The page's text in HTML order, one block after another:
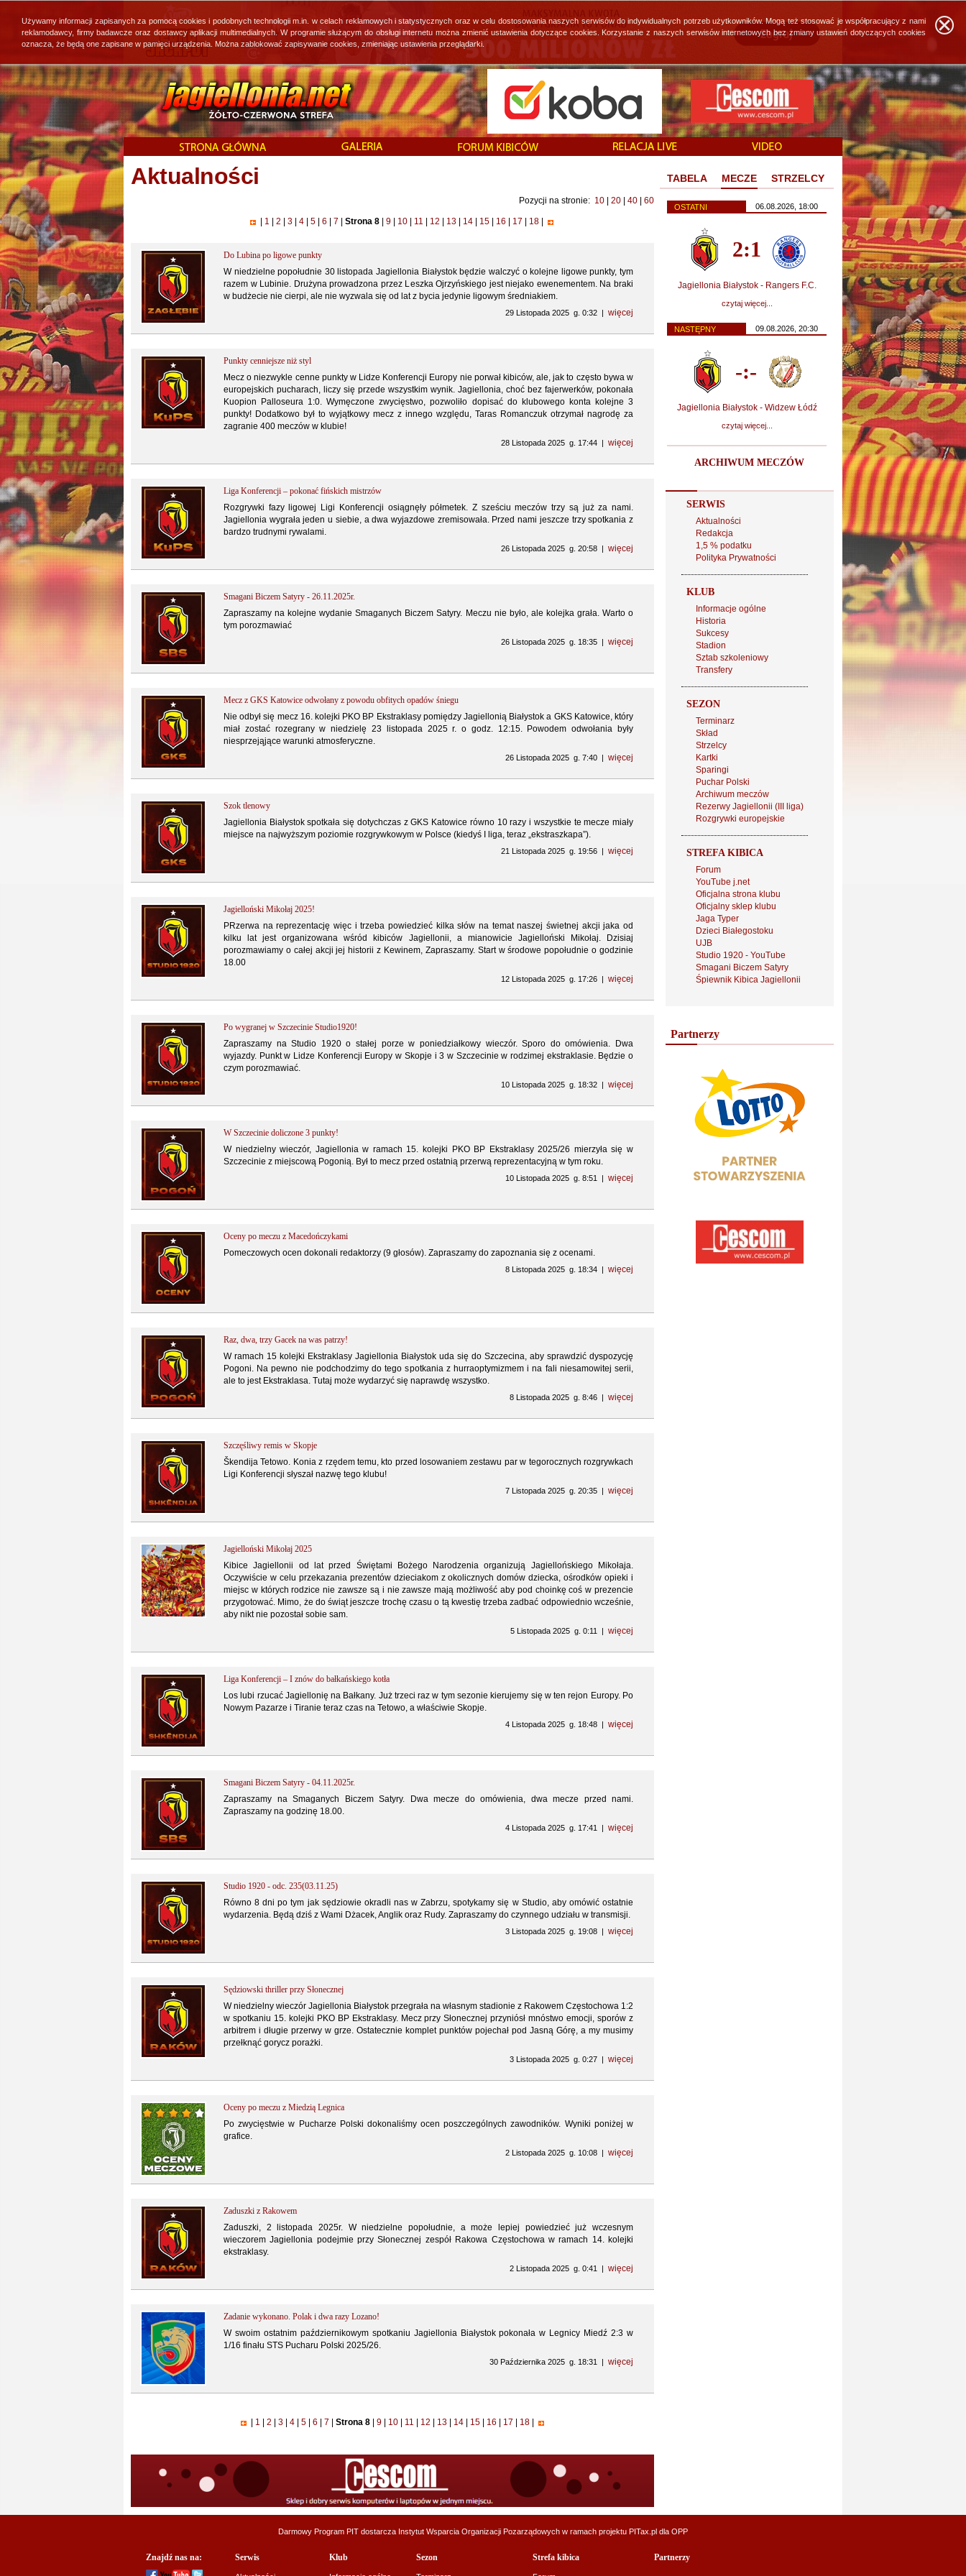
Aktualności
Pozycji na stronie: 10 20 40 60
| 1 2 3 4 5 6 7 Strona 8| 9 10 11 12 13 14 15 16 17 18
Do Lubina po ligowe punkty
W niedzielne popołudnie 30 listopada Jagiellonia Białystok będzie walczyć o kolejne ligowe punkty, tym
razem w Lubinie. Drużyna prowadzona przez Leszka Ojrzyńskiego jest niejako ewenementem. Na braki
w budżecie nie cierpi, ale nie wyzwala się od lat z bycia jedynie ligowym średniakiem.
29 Listopada 2025 g. 0:32 | więcej
Punkty cenniejsze niż styl
Mecz o niezwykle cenne punkty w Lidze Konferencji Europy nie porwał kibiców, ale, jak to często bywa w
europejskich pucharach, liczy się przede wszystkim wynik. Jagiellonia, choć bez fajerwerków, pokonała
Kuopion Palloseura 1:0. Wymęczone zwycięstwo, pozwoliło dopisać do klubowego konta kolejne 3
punkty! Dodatkowo był to wyjątkowy mecz z innego względu, Taras Romanczuk otrzymał nagrodę za
zagranie 400 meczów w klubie!
28 Listopada 2025 g. 17:44 | więcej
Liga Konferencji – pokonać fińskich mistrzów
Rozgrywki fazy ligowej Ligi Konferencji osiągnęły półmetek. Z sześciu meczów trzy są już za nami.
Jagiellonia wygrała jeden u siebie, a dwa wyjazdowe zremisowała. Przed nami jeszcze trzy spotkania z
bardzo trudnymi rywalami.
26 Listopada 2025 g. 20:58 | więcej
Smagani Biczem Satyry - 26.11.2025r.
Zapraszamy na kolejne wydanie Smaganych Biczem Satyry. Meczu nie było, ale kolejka grała. Warto o
tym porozmawiać
26 Listopada 2025 g. 18:35 | więcej
Mecz z GKS Katowice odwołany z powodu obfitych opadów śniegu
Nie odbył się mecz 16. kolejki PKO BP Ekstraklasy pomiędzy Jagiellonią Białystok a GKS Katowice, który
miał zostać rozegrany w niedzielę 23 listopada 2025 r. o godz. 12:15. Powodem odwołania były
niesprzejąjące warunki atmosferyczne.
26 Listopada 2025 g. 7:40 | więcej
Szok tlenowy
Jagiellonia Białystok spotkała się dotychczas z GKS Katowice równo 10 razy i wszystkie te mecze miały
miejsce na najwyższym poziomie rozgrywkowym w Polsce (kiedyś I liga, teraz „ekstraszkapa”).
21 Listopada 2025 g. 19:56 | więcej
Jagielloński Mikołaj 2025!
PRzerwa na reprezentację więc i trzeba powiedzieć kilka słów na temat naszej świetnej akcji jaka od
kilku lat jest organizowana wśród kibiców Jagiellonii, a mianowicie Jagielloński Mikołaj. Dzisiaj
porozmawiamy o całej akcji jej historii z Kewinem, Zapraszamy. Start w środowe popołudnie o godzinie
18.00
12 Listopada 2025 g. 17:26 | więcej
Po wygranej w Szczecinie Studio1920!
Zapraszamy na Studio 1920 o stałej porze w poniedziałkowy wieczór. Sporo do omówienia. Dwa
wyjazdy. Punkt w Lidze Konferencji Europy w Skopje i 3 w Szczecinie w rodzimej ekstraklasie. Będzie o
czym porozmawiać.
10 Listopada 2025 g. 18:32 | więcej
W Szczecinie doliczone 3 punkty!
W niedzielny wieczór, Jagiellonia w ramach 15. kolejki PKO BP Ekstraklasy 2025/26 mierzyła się w
Szczecinie z miejscową Pogonią. Był to mecz przed ostatnią przerwą reprezentacyjną w tym roku.
10 Listopada 2025 g. 8:51 | więcej
Oceny po meczu z Macedończykami
Pomeczowych ocen dokonali redaktorzy (9 głosów). Zapraszamy do zapoznania się z ocenami.
8 Listopada 2025 g. 18:34 | więcej
Raz, dwa, trzy Gacek na was patrzy!
W ramach 15 kolejki Ekstraklasy Jagiellonia Białystok uda się do Szczecina, aby sprawdzić dyspozycję
Pogoni. Na pewno nie podchodzimy do tego spotkania z hurraoptymizmem i na fali niesamowitej serii,
ale to jest Ekstraklasa. Tutaj może wydarzyć się naprawdę wszystko.
8 Listopada 2025 g. 8:46 | więcej
Szczęśliwy remis w Skopje
Škendija Tetowo. Konia z rzędem temu, kto przed losowaniem zestawu par w tegorocznych rozgrywkach
Ligi Konferencji słyszał nazwę tego klubu!
7 Listopada 2025 g. 20:35 | więcej
Jagielloński Mikołaj 2025
Kibice Jagiellonii od lat przed Świętami Bożego Narodzenia organizują Jagiellońskiego Mikołaja.
Oczywiście w celu przekazania prezentów dzieciakom z okolicznych domów dziecka, ośrodków opieki i
miejsc w których rodzice nie zawsze są i nie zawsze mają możliwość aby pod choinkę coś w prezencie
przygotować. Mimo, że do świąt jeszcze trochę czasu o tą kwestię trzeba zadbać odpowiednio wcześnie,
aby nikt nie pozostał sobie sam.
5 Listopada 2025 g. 0:11 | więcej
Liga Konferencji – I znów do bałkańskiego kotła
Los lubi rzucać Jagiellonię na Bałkany. Już trzeci raz w tym sezonie kierujemy się w ten rejon Europy. Po
Nowym Pazarze i Tiranie teraz czas na Tetowo, a właściwie Skopje.
4 Listopada 2025 g. 18:48 | więcej
Smagani Biczem Satyry - 04.11.2025r.
Zapraszamy na Smaganych Biczem Satyry. Dwa mecze do omówienia, dwa mecze przed nami.
Zapraszamy na godzinę 18.00.
4 Listopada 2025 g. 17:41 | więcej
Studio 1920 - odc. 235(03.11.25)
Równo 8 dni po tym jak sędziowie okradli nas w Zabrzu, spotykamy się w Studio, aby omówić ostatnie
wydarzenia. Będą dziś z Wami Dżacek, Anglik oraz Rudy. Zapraszamy do czynnego udziału w transmisji.
3 Listopada 2025 g. 19:08 | więcej
Sędziowski thriller przy Słonecznej
W niedzielny wieczór Jagiellonia Białystok przegrała na własnym stadionie z Rakowem Częstochowa 1:2
w spotkaniu 15. kolejki PKO BP Ekstraklasy. Mecz przy Słonecznej przyniósł mnóstwo emocji, sporów z
arbitrem i długie przerwy w grze. Ostatecznie komplet punktów pojechał pod Jasną Górę, a my musimy
przełknąć gorycz porażki.
3 Listopada 2025 g. 0:27 | więcej
Oceny po meczu z Miedzią Legnica
Po zwycięstwie w Pucharze Polski dokonaliśmy ocen poszczególnych zawodników. Wyniki poniżej w
grafice.
2 Listopada 2025 g. 10:08 | więcej
Zaduszki z Rakowem
Zaduszki, 2 listopada 2025r. W niedzielne popołudnie, a może lepiej powiedzieć już wczesnym
wieczorem Jagiellonia podejmie przy Słonecznej zespół Rakowa Częstochowa w ramach 14. kolejki
ekstraklasy.
2 Listopada 2025 g. 0:41 | więcej
Zadanie wykonano. Polak i dwa razy Lozano!
W swoim ostatnim październikowym spotkaniu Jagiellonia Białystok pokonała w Legnicy Miedź 2:3 w
1/16 finału STS Pucharu Polski 2025/26.
30 Października 2025 g. 18:31 | więcej
1 2 3 4 5 6 7 Strona 8 9 10 11 12 13 14 15 16 17 18
TABELA MECZE STRZELCY
OSTATNI 06.08.2026, 18:00
2:1
Jagiellonia Białystok - Rangers F.C.
czytaj więcej...
NASTĘPNY 09.08.2026, 20:30
-:-
Jagiellonia Białystok - Widzew Łódź
czytaj więcej...
ARCHIWUM MECZÓW
SERWIS
Aktualności
Redakcja
1,5 % podatku
Polityka Prywatności
KLUB
Informacje ogólne
Historia
Sukcesy
Stadion
Sztab szkoleniowy
Transfery
SEZON
Terminarz
Skład
Strzelcy
Kartki
Sparingi
Puchar Polski
Archiwum meczów
Rezerwy Jagiellonii (III liga)
Rozgrywki europejskie
STREFA KIBICA
Forum
YouTube j.net
Oficjalna strona klubu
Oficjalny sklep klubu
Jaga Typer
Dzieci Białegostoku
UJB
Studio 1920 - YouTube
Smagani Biczem Satyry
Śpiewnik Kibica Jagiellonii
Partnerzy
Darmowy Program PIT dostarcza Instytut Wsparcia Organizacji Pozarządowych w ramach projektu PITax.pl dla OPP
Znajdź nas na: Serwis Klub Sezon Strefa kibica Partnerzy
Używamy informacji zapisanych za pomocą cookies i podobnych technologii m.in. w celach reklamowych i statystycznych oraz w celu dostosowania naszych serwisów do indywidualnych potrzeb użytkowników. Mogą też stosować je współpracujący z nami
reklamodawcy, firmy badawcze oraz dostawcy aplikacji multimedialnych. W programie służącym do obsługi internetu można zmienić ustawienia dotyczące cookies. Korzystanie z naszych serwisów internetowych bez zmiany ustawień dotyczących cookies
oznacza, że będą one zapisane w pamięci urządzenia. Można zablokować zapisywanie cookies, zmieniając ustawienia przeglądarki.